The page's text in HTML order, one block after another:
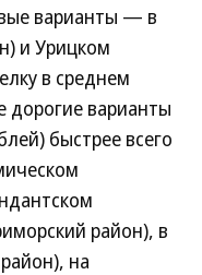
варианты — в
и Урицком
в среднем
дорогие варианты
быстрее всего
район), в
на